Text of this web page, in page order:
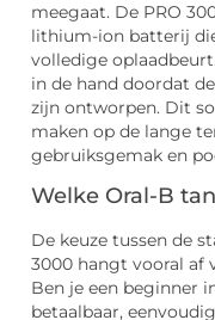
meegaat. De PRO
lithium-ion batterij
volledige
in de hand doordat
zijn ontworpen. Dit
maken op de lange
gebruiksgemak en
Welke Oral-B
De keuze tussen de
3000 hangt vooral af
Ben je een beginner
betaalbaar,